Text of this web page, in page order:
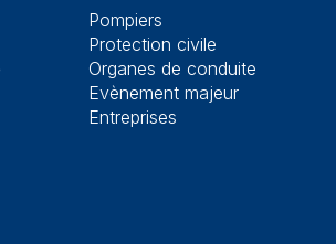
Pompiers
Protection civile
Organes de conduite
Evènement majeur
Entreprises